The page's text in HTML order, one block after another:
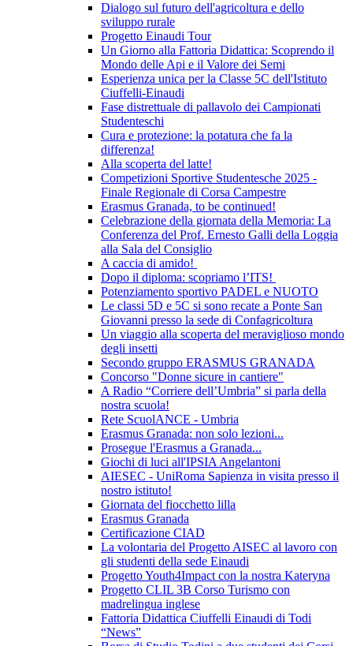
Dialogo sul futuro dell'agricoltura e dello
sviluppo rurale
Progetto Einaudi Tour
Un Giorno alla Fattoria Didattica: Scoprendo il
Mondo delle Api e il Valore dei Semi
Esperienza unica per la Classe 5C dell'Istituto
Ciuffelli-Einaudi
Fase distrettuale di pallavolo dei Campionati
Studenteschi
Cura e protezione: la potatura che fa la
differenza!
Alla scoperta del latte!
Competizioni Sportive Studentesche 2025 -
Finale Regionale di Corsa Campestre
Erasmus Granada, to be continued!
Celebrazione della giornata della Memoria: La
Conferenza del Prof. Ernesto Galli della Loggia
alla Sala del Consiglio
A caccia di amido!
Dopo il diploma: scopriamo l’ITS!
Potenziamento sportivo PADEL e NUOTO
Le classi 5D e 5C si sono recate a Ponte San
Giovanni presso la sede di Confagricoltura
Un viaggio alla scoperta del meraviglioso mondo
degli insetti
Secondo gruppo ERASMUS GRANADA
Concorso "Donne sicure in cantiere"
A Radio “Corriere dell’Umbria” si parla della
nostra scuola!
Rete ScuolANCE - Umbria
Erasmus Granada: non solo lezioni...
Prosegue l'Erasmus a Granada...
Giochi di luci all'IPSIA Angelantoni
AIESEC - UniRoma Sapienza in visita presso il
nostro istituto!
Giornata del fiocchetto lilla
Erasmus Granada
Certificazione CIAD
La volontaria del Progetto AISEC al lavoro con
gli studenti della sede Einaudi
Progetto Youth4Impact con la nostra Kateryna
Progetto CLIL 3B Corso Turismo con
madrelingua inglese
Fattoria Didattica Ciuffelli Einaudi di Todi
“News”